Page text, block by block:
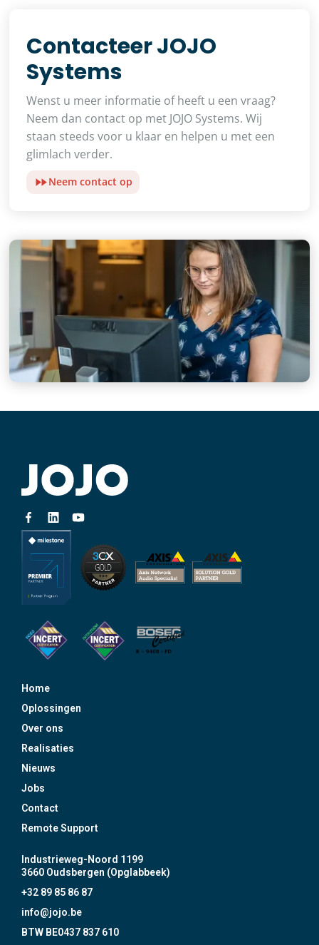
Contacteer JOJO
Systems
Wenst u meer informatie of heeft u een vraag?
Neem dan contact op met JOJO Systems. Wij
staan steeds voor u klaar en helpen u met een
glimlach verder.
Neem contact op
Home
Oplossingen
Over ons
Realisaties
Nieuws
Jobs
Contact
Remote Support
Industrieweg-Noord 1199
3660 Oudsbergen (Opglabbeek)
+32 89 85 86 87
info@jojo.be
BTW BE0437 837 610